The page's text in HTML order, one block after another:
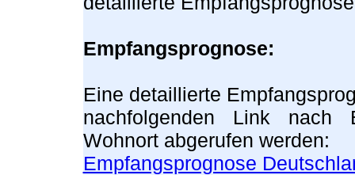
Empfangsprognose:
Eine detaillierte
nachfolgenden Link nach
Wohnort abgerufen werden:
Empfangsprognose